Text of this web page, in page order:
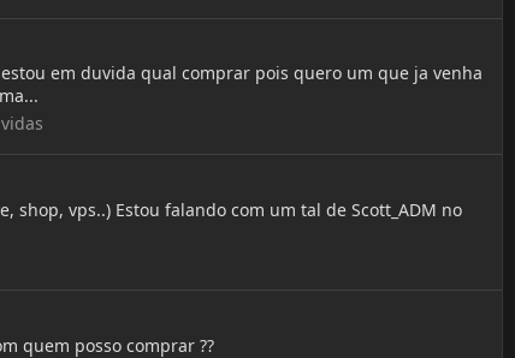
em duvida qual comprar pois quero um que ja venha
vps..) Estou falando com um tal de Scott_ADM no
quem posso comprar ??